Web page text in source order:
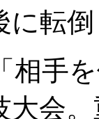
に転
相手
大会